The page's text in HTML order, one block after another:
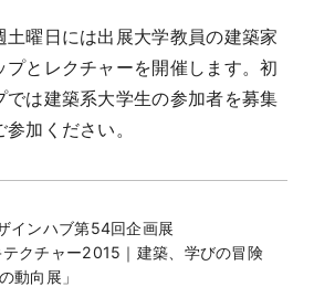
土曜日には出展大学教員の建築家
プとレクチャーを開催します。初
では建築系大学生の参加者を募集
加ください。
インハブ第54回企画展
テクチャー2015｜建築、学びの冒険
動向展」